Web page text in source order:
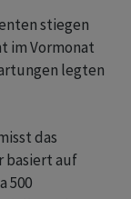
stiegen
im Vormonat
legten
das
basiert auf
500